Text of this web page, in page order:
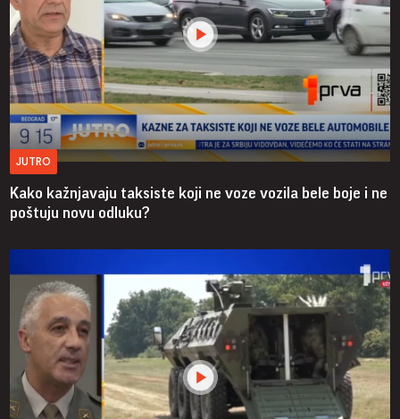
JUTRO
Kako kažnjavaju taksiste koji ne voze vozila bele boje i ne
poštuju novu odluku?